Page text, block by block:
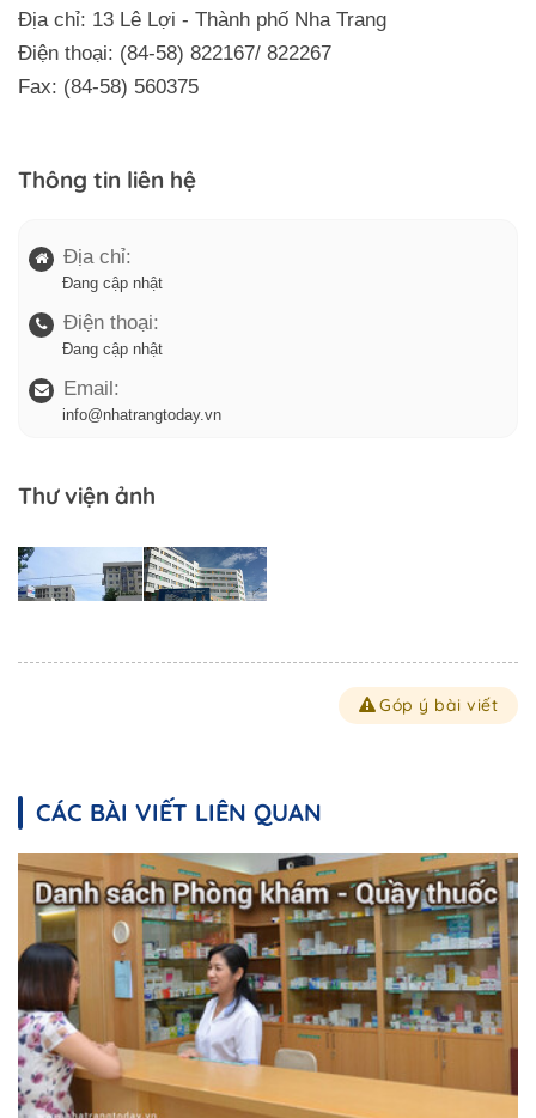
Ðịa chỉ: 13 Lê Lợi - Thành phố Nha Trang
Ðiện thoại: (84-58) 822167/ 822267
Fax: (84-58) 560375
Thông tin liên hệ
Địa chỉ:
Đang cập nhật
Điện thoại:
Đang cập nhật
Email:
info@nhatrangtoday.vn
Thư viện ảnh
Góp ý bài viết
CÁC BÀI VIẾT LIÊN QUAN